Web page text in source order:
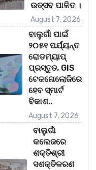
ଉତ୍ସବ ପାଳିତ ।
August 7, 2026
ବାଲୁଗାଁ ପାଇଁ
୨୦୫୧ ପର୍ଯ୍ୟନ୍ତ
ରୋଡମ୍ୟାପ୍
ପ୍ରସ୍ତୁତ, GIS
ଟେକନୋଲୋଜିରେ
ହେବ ସ୍ମାର୍ଟ
ବିକାଶ..
August 7, 2026
ବାଲୁଗାଁ
କଲେଜରେ
ଶକ୍ତିଶ୍ରୀ
ସଶକ୍ତିକରଣ